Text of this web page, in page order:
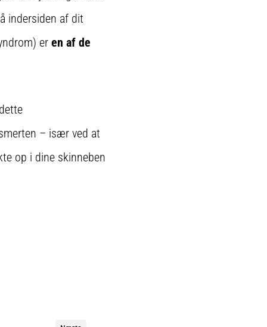
indersiden af dit
er en af de
– især ved at
op i dine skinneben